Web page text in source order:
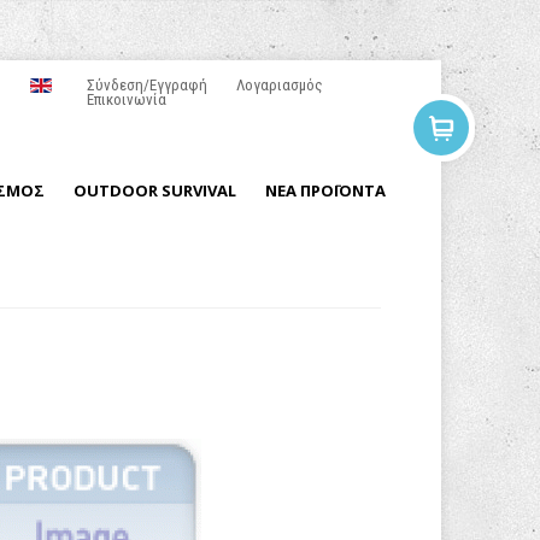
Σύνδεση/Εγγραφή
Λογαριασμός
Επικοινωνία
OUTDOOR SURVIVAL ΝΕΑ ΠΡΟΪΟΝΤΑ